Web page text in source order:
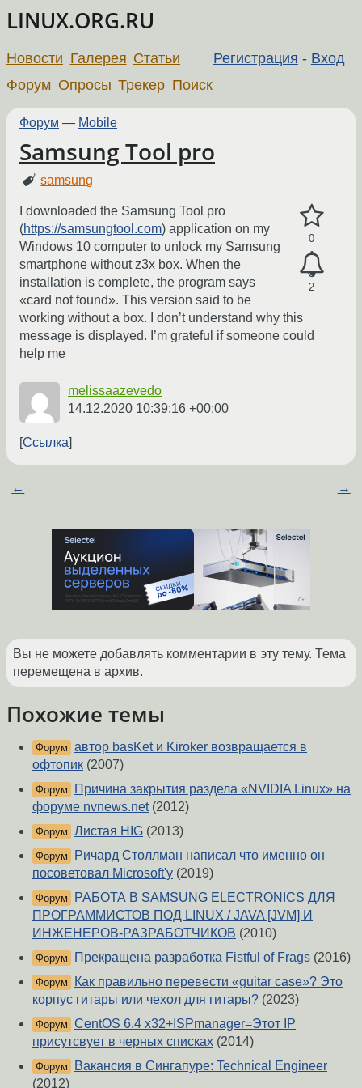
LINUX.ORG.RU
Регистрация - Вход
Новости Галерея Статьи
Форум Опросы Трекер Поиск
Форум — Mobile
Samsung Tool pro
samsung
0
2
I downloaded the Samsung Tool pro
(https://samsungtool.com) application on my
Windows 10 computer to unlock my Samsung
smartphone without z3x box. When the
installation is complete, the program says
«card not found». This version said to be
working without a box. I don’t understand why this
message is displayed. I’m grateful if someone could
help me
melissaazevedo
14.12.2020 10:39:16 +00:00
Ссылка
← →
Вы не можете добавлять комментарии в эту тему. Тема
перемещена в архив.
Похожие темы
Форум автор basKet и Kiroker возвращается в
офтопик (2007)
Форум
Причина закрытия раздела «NVIDIA Linux» на
форуме nvnews.net(2012)
Форум Листая HIG (2013)
Форум
Ричард Столлман написал что именно он
посоветовал Microsoft'у (2019)
Форум
РАБОТА В SAMSUNG ELECTRONICS ДЛЯ
ПРОГРАММИСТОВ ПОД LINUX / JAVA [JVM] И
ИНЖЕНЕРОВ-РАЗРАБОТЧИКОВ (2010)
Форум Прекращена разработка Fistful of Frags (2016)
Форум
Как правильно перевести «guitar case»? Это
корпус гитары или чехол для гитары? (2023)
Форум CentOS 6.4 x32+ISPmanager=Этот IP
присутсвует в черных списках (2014)
Форум
Вакансия в Сингапуре: Technical Engineer
(2012)